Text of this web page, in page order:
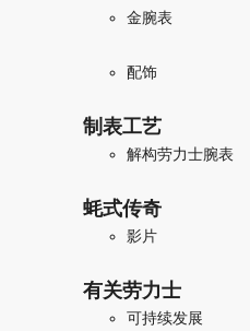
金腕表
配饰
制表工艺
解构劳力士腕表
蚝式传奇
影片
有关劳力士
可持续发展